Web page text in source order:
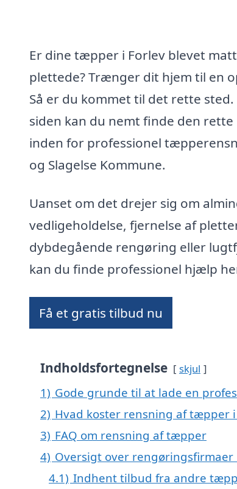
Er dine tæpper i Forlev blevet
plettede? Trænger dit hjem til en
Så er du kommet til det rette sted.
siden kan du nemt finde den
inden for professionel
og Slagelse Kommune.
Uanset om det drejer sig om
vedligeholdelse, fjernelse af
dybdegående rengøring eller
kan du finde professionel hjælp
Få et gratis tilbud nu
Indholdsfortegnelse skjul
1) Gode grunde til at lade en
2) Hvad koster rensning af tæpper i
3) FAQ om rensning af tæpper
4) Oversigt over rengøringsfirmaer
4.1) Indhent tilbud fra andre